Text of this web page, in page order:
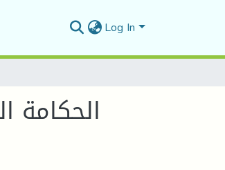
Log In
الحكامة